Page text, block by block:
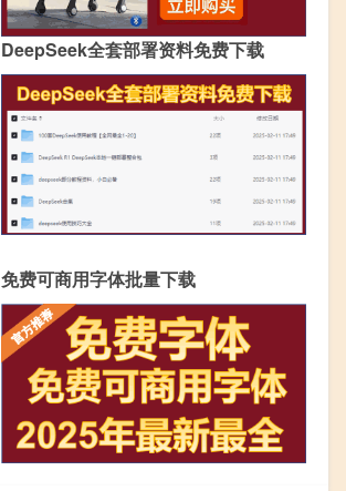
DeepSeek全套部署资料免费下载
免费可商用字体批量下载